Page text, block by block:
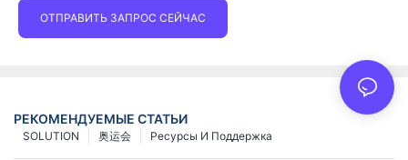
ОТПРАВИТЬ ЗАПРОС СЕЙЧАС
РЕКОМЕНДУЕМЫЕ СТАТЬИ
Ресурсы И Поддержка
奥运会
SOLUTION